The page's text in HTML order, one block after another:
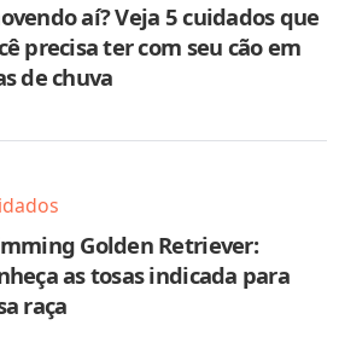
aí? Veja 5 cuidados que
precisa ter com seu cão em
de chuva
Golden Retriever:
as tosas indicada para
raça